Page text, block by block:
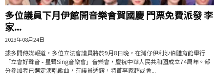
多位議員下月伊館開音樂會賀國慶 門票免費派發 李
家...
2023年08月24日
據多間傳媒報道，多位立法會議員將於9月8日晚，在灣仔伊利沙伯體育館舉行
「立會好聲音 - 星聲Sing音樂會」音樂會，慶祝中華人民共和國成立74周年。部
分參加者已選定演唱歌曲，有議員透露，特首李家超或會...